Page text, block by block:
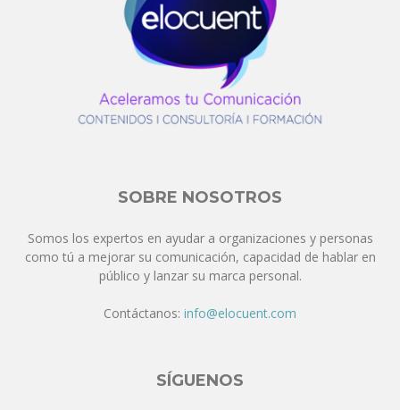
SOBRE NOSOTROS
Somos los expertos en ayudar a organizaciones y personas
como tú a mejorar su comunicación, capacidad de hablar en
público y lanzar su marca personal.
Contáctanos: info@elocuent.com
SÍGUENOS